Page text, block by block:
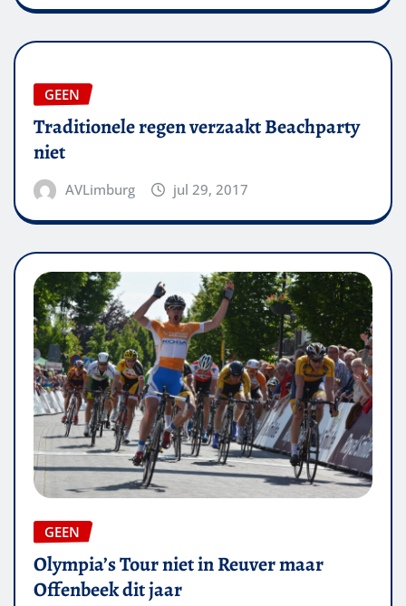
GEEN
Traditionele regen verzaakt Beachparty
niet
AVLimburg jul 29, 2017
GEEN
Olympia’s Tour niet in Reuver maar
Offenbeek dit jaar